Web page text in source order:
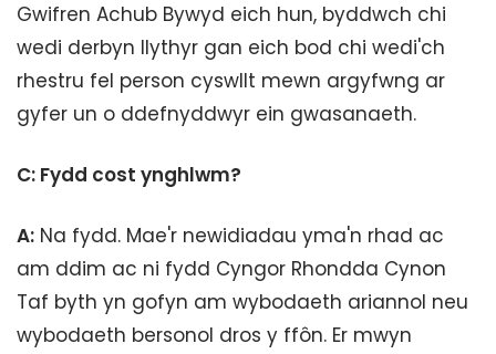
Gwifren Achub Bywyd eich hun, byddwch chi
wedi derbyn llythyr gan eich bod chi wedi'ch
rhestru fel person cyswllt mewn argyfwng ar
gyfer un o ddefnyddwyr ein gwasanaeth.
C: Fydd cost ynghlwm?
A: Na fydd. Mae'r newidiadau yma'n rhad ac
am ddim ac ni fydd Cyngor Rhondda Cynon
Taf byth yn gofyn am wybodaeth ariannol neu
wybodaeth bersonol dros y ffôn. Er mwyn